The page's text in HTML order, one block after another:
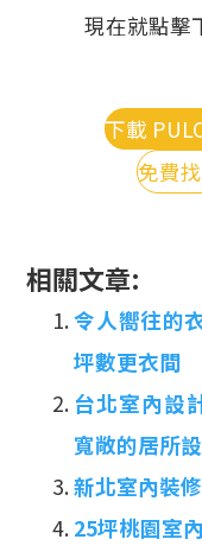
現在就點擊
下載
免費
相關文章:
令人嚮往的
坪數更衣間
台北室內設
寬敞的居所
新北室內裝
25坪桃園室